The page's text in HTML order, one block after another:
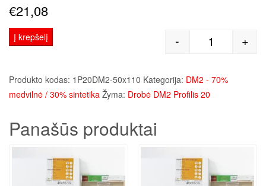
€21,08
produkto
- +
Į krepšelį
Produkto kodas: 1P20DM2-50x110 Kategorija: DM2 - 70%
medvilnė / 30% sintetika Žyma: Drobė DM2 Profilis 20
Panašūs produktai